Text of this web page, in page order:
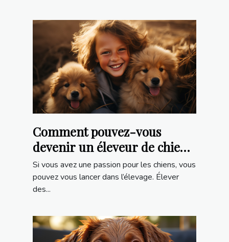
Comment pouvez-vous
devenir un éleveur de chiens
?
Si vous avez une passion pour les chiens, vous
pouvez vous lancer dans l’élevage. Élever
des...